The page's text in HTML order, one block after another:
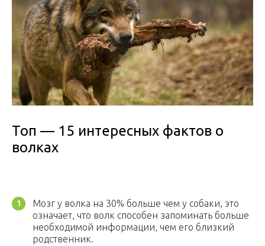
Топ — 15 интересных фактов о
волках
Мозг у волка на 30% больше чем у собаки, это
означает, что волк способен запоминать больше
необходимой информации, чем его близкий
родственник.